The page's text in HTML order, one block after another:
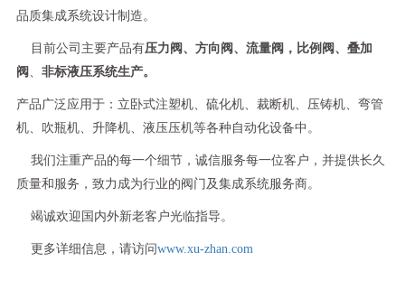
品质集成系统设计制造。
目前公司主要产品有压力阀、方向阀、流量阀，比例阀、叠加
阀
非标液压系统生产。
产品广泛应用于：立卧式注塑机、硫化机、裁断机、压铸机、弯管
机、吹瓶机、升降机、液压压机等各种自动化设备中。
我们注重产品的每一个细节，诚信服务每一位客户，并提供长久
质量和服务，致力成为行业的阀门及集成系统服务商。
竭诚欢迎国内外新老客户光临指导。
更多详细信息，请访问www.xu-zhan.com